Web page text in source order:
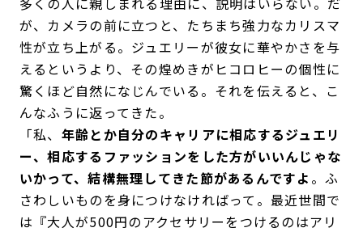
が、カメラの前に立つと、たちまち強力なカリスマ
性が立ち上がる。ジュエリーが彼女に華やかさを与
えるというより、その煌めきがヒコロヒーの個性に
驚くほど自然になじんでいる。それを伝えると、こ
んなふうに返ってきた。
「私、 年齢とか自分のキャリアに相応するジュエリ
ー、相応するファッションをした方がいいんじゃな
いかって、結構無理してきた節があるんですよ 。ふ
さわしいものを身につけなければって。最近世間で
は『大人が500円のアクセサリーをつけるのはアリ